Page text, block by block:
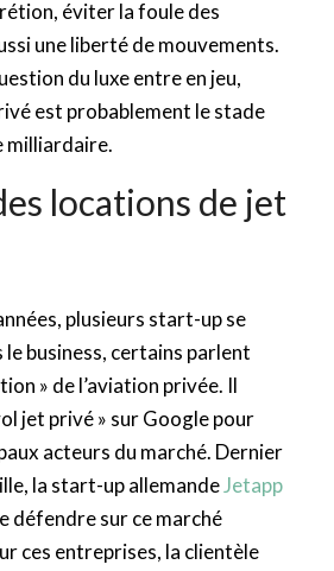
éviter la foule des
une liberté de mouvements.
du luxe entre en jeu,
est probablement le stade
milliardaire.
locations de jet
plusieurs start-up se
le business, certains parlent
» de l’aviation privée. Il
jet privé » sur Google pour
acteurs du marché. Dernier
la start-up allemandeJetapp
défendre sur ce marché
ces entreprises, la clientèle